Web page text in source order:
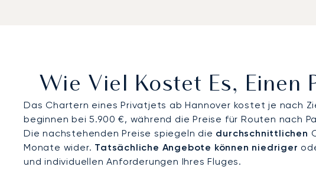
Wie Viel Kostet Es, Einen
Das Chartern eines Privatjets ab Hannover kostet je nach
beginnen bei 5.900 €, während die Preise für Routen nach
Die nachstehenden Preise spiegeln die durchschnittlichen
Monate wider. Tatsächliche Angebote können niedriger
und individuellen Anforderungen Ihres Fluges.